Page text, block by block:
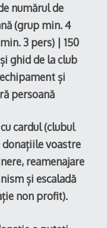
numărul de
(grup min. 4
3 pers) | 150
ghid de la club
și
persoană
cardul (clubul
voastre
reamenajare
și escaladă
non profit).